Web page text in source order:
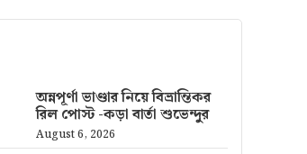
অন্নপূর্ণা ভাণ্ডার নিয়ে বিভ্রান্তিকর
রিল পোস্ট -কড়া বার্তা শুভেন্দুর
August 6, 2026